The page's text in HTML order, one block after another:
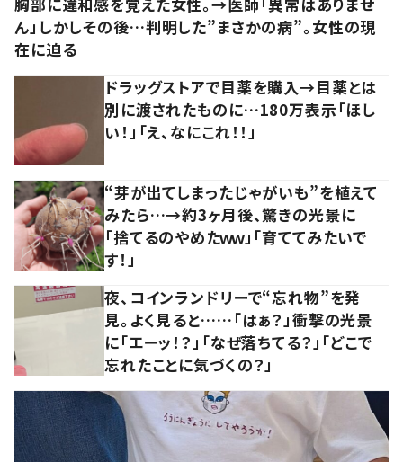
ん」しかしその後…判明した”まさかの病”。女性の現
在に迫る
ドラッグストアで目薬を購入→目薬とは
別に渡されたものに…180万表示「ほし
い！」「え、なにこれ！！」
“芽が出てしまったじゃがいも”を植えて
みたら…→約3ヶ月後、驚きの光景に
「捨てるのやめたｗｗ」「育ててみたいで
す！」
夜、コインランドリーで“忘れ物”を発
見。よく見ると……「はぁ？」衝撃の光景
に「エーッ！？」「なぜ落ちてる？」「どこで
忘れたことに気づくの？」